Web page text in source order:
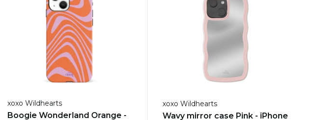
xoxo Wildhearts
Boogie Wonderland Orange -
xoxo Wildhearts
Wavy mirror case Pink - iPhone